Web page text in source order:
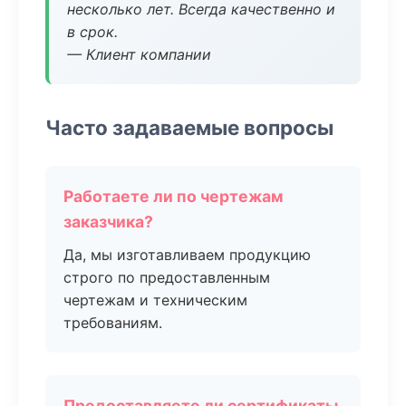
несколько лет. Всегда качественно и
в срок.
— Клиент компании
Часто задаваемые вопросы
Работаете ли по чертежам
заказчика?
Да, мы изготавливаем продукцию
строго по предоставленным
чертежам и техническим
требованиям.